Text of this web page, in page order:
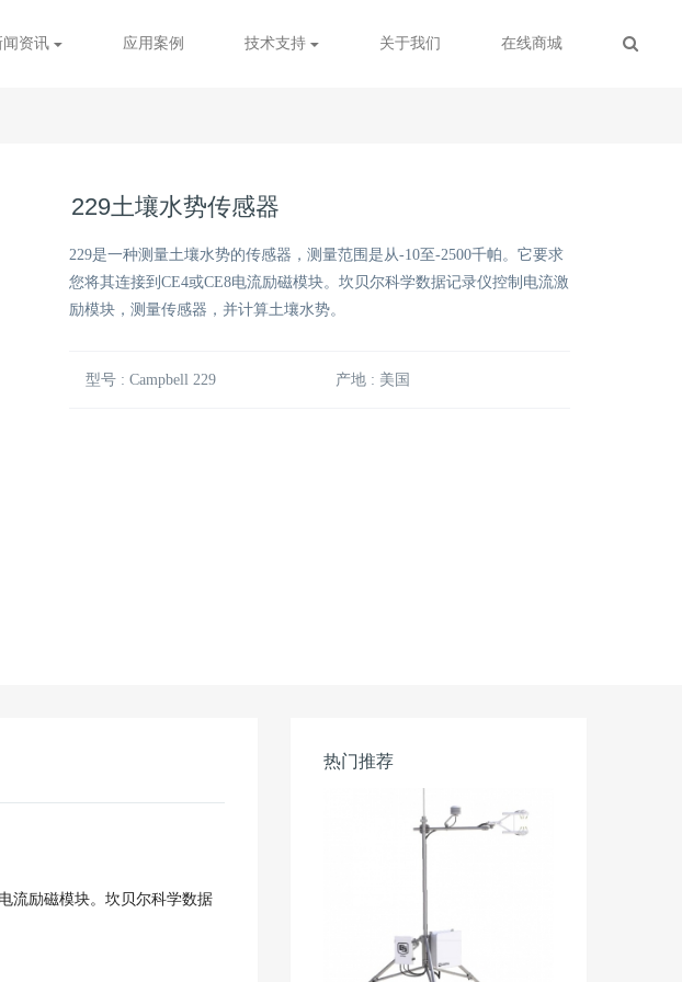
闻资讯 应用案例 技术支持 关于我们 在线商城
229土壤水势传感器
229是一种测量土壤水势的传感器，测量范围是从-10至-2500千帕。它要求
您将其连接到CE4或CE8电流励磁模块。坎贝尔科学数据记录仪控制电流激
励模块，测量传感器，并计算土壤水势。
型号 : Campbell 229 产地 : 美国
流励磁模块。坎贝尔科学数据
热门推荐